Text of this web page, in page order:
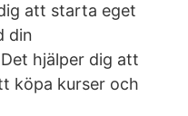
att starta eget
din
hjälper dig att
köpa kurser och